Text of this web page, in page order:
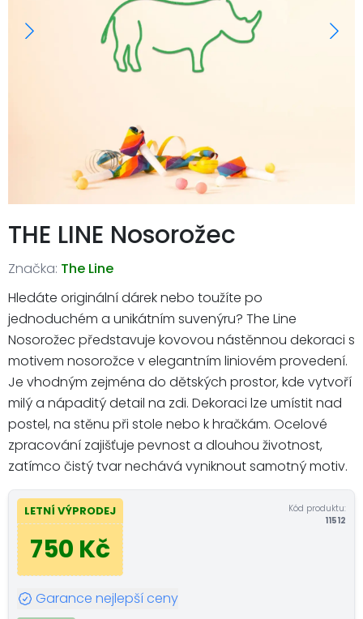
THE LINE Nosorožec
Značka: The Line
Hledáte originální dárek nebo toužíte po
jednoduchém a unikátním suvenýru? The Line
Nosorožec představuje kovovou nástěnnou dekoraci s
motivem nosorožce v elegantním liniovém provedení.
Je vhodným zejména do dětských prostor, kde vytvoří
milý a nápaditý detail na zdi. Dekoraci lze umístit nad
postel, na stěnu při stole nebo k hračkám. Ocelové
zpracování zajišťuje pevnost a dlouhou životnost,
zatímco čistý tvar nechává vyniknout samotný motiv.
LETNÍ VÝPRODEJ
750 Kč
Kód produktu:
11512
Garance nejlepší ceny